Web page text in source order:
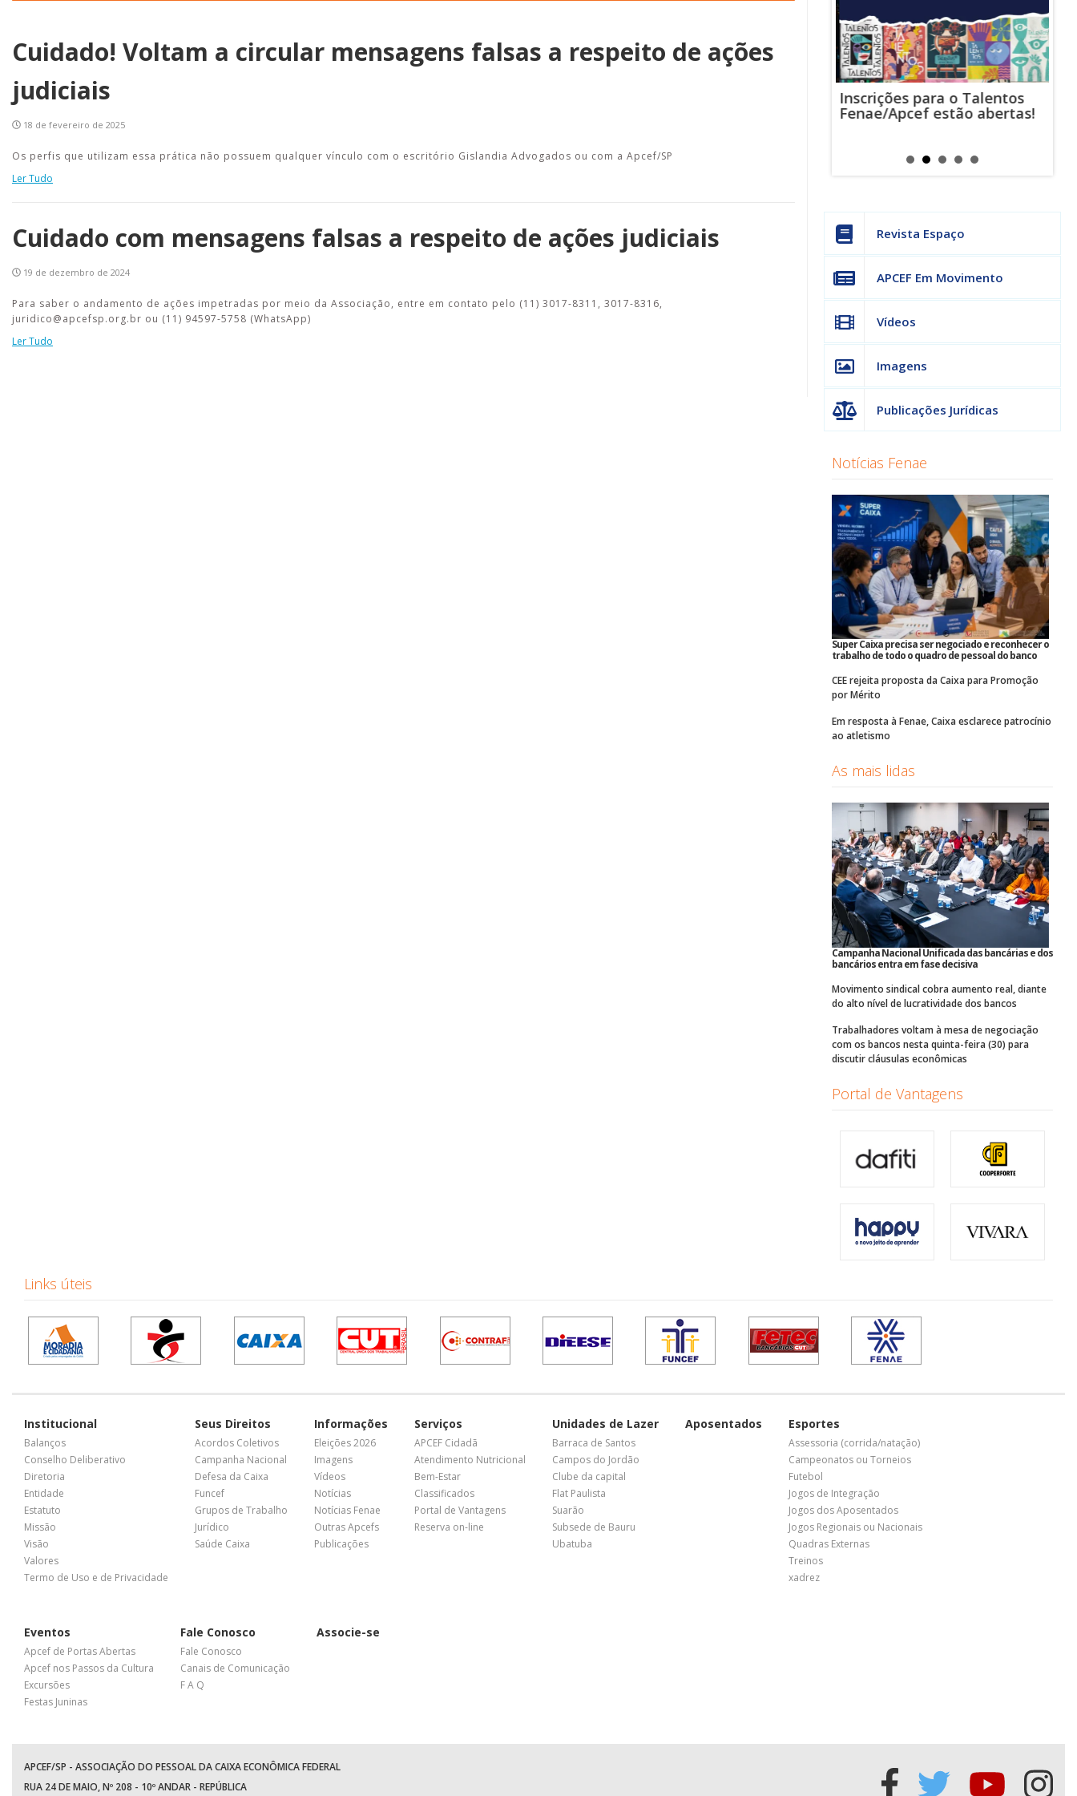
Cuidado! Voltam a circular mensagens falsas a respeito de ações
judiciais
18 de fevereiro de 2025
Os perfis que utilizam essa prática não possuem qualquer vínculo com o escritório Gislandia Advogados ou com a Apcef/SP
Ler Tudo
Cuidado com mensagens falsas a respeito de ações judiciais
19 de dezembro de 2024
Para saber o andamento de ações impetradas por meio da Associação, entre em contato pelo (11) 3017-8311, 3017-8316,
juridico@apcefsp.org.br ou (11) 94597-5758 (WhatsApp)
Ler Tudo
Inscrições para o Talentos
Fenae/Apcef estão abertas!
Revista Espaço
APCEF Em Movimento
Vídeos
Imagens
Publicações Jurídicas
Notícias Fenae
Super Caixa precisa ser negociado e reconhecer o
trabalho de todo o quadro de pessoal do banco
CEE rejeita proposta da Caixa para Promoção
por Mérito
Em resposta à Fenae, Caixa esclarece patrocínio
ao atletismo
As mais lidas
Campanha Nacional Unificada das bancárias e dos
bancários entra em fase decisiva
Movimento sindical cobra aumento real, diante
do alto nível de lucratividade dos bancos
Trabalhadores voltam à mesa de negociação
com os bancos nesta quinta-feira (30) para
discutir cláusulas econômicas
Portal de Vantagens
Links úteis
Institucional
Balanços
Conselho Deliberativo
Diretoria
Entidade
Estatuto
Missão
Visão
Valores
Termo de Uso e de Privacidade
Seus Direitos
Acordos Coletivos
Campanha Nacional
Defesa da Caixa
Funcef
Grupos de Trabalho
Jurídico
Saúde Caixa
Informações
Eleições 2026
Imagens
Vídeos
Notícias
Notícias Fenae
Outras Apcefs
Publicações
Serviços
APCEF Cidadã
Atendimento Nutricional
Bem-Estar
Classificados
Portal de Vantagens
Reserva on-line
Unidades de Lazer
Barraca de Santos
Campos do Jordão
Clube da capital
Flat Paulista
Suarão
Subsede de Bauru
Ubatuba
Aposentados Esportes
Assessoria (corrida/natação)
Campeonatos ou Torneios
Futebol
Jogos de Integração
Jogos dos Aposentados
Jogos Regionais ou Nacionais
Quadras Externas
Treinos
xadrez
Eventos
Apcef de Portas Abertas
Apcef nos Passos da Cultura
Excursões
Festas Juninas
Fale Conosco
Fale Conosco
Canais de Comunicação
F A Q
Associe-se
APCEF/SP - ASSOCIAÇÃO DO PESSOAL DA CAIXA ECONÔMICA FEDERAL
RUA 24 DE MAIO, Nº 208 - 10º ANDAR - REPÚBLICA
Acessar
Acessar